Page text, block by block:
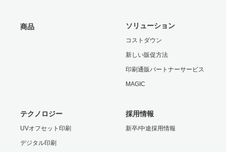
商品 ソリューション
コストダウン
新しい販促方法
印刷通販パートナーサービス
MAGIC
テクノロジー
UVオフセット印刷
デジタル印刷
採用情報
新卒/中途採用情報